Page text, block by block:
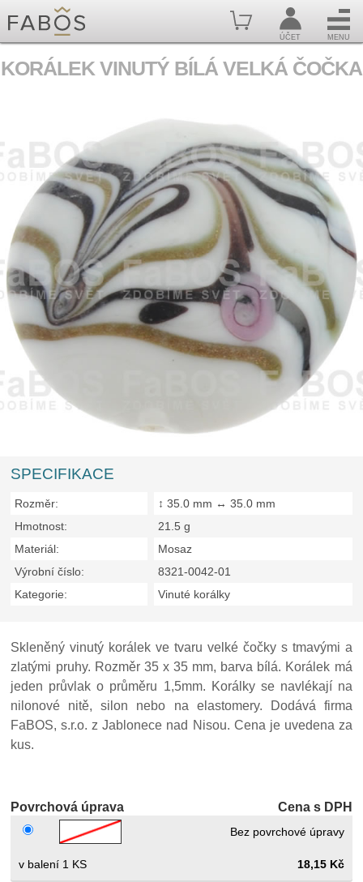
ÚČET MENU
KORÁLEK VINUTÝ BÍLÁ VELKÁ ČOČKA
SPECIFIKACE
Rozměr:
↕ 35.0 mm ↔ 35.0 mm
Hmotnost:
21.5 g
Materiál:
Mosaz
Výrobní číslo:
8321-0042-01
Kategorie:
Vinuté korálky
Skleněný vinutý korálek ve tvaru velké čočky s tmavými a
zlatými pruhy. Rozměr 35 x 35 mm, barva bílá. Korálek má
jeden průvlak o průměru 1,5mm. Korálky se navlékají na
nilonové nitě, silon nebo na elastomery. Dodává firma
FaBOS, s.r.o. z Jablonece nad Nisou. Cena je uvedena za
kus.
Povrchová úprava Cena s DPH
Bez povrchové úpravy
1 KS 18,15 Kč